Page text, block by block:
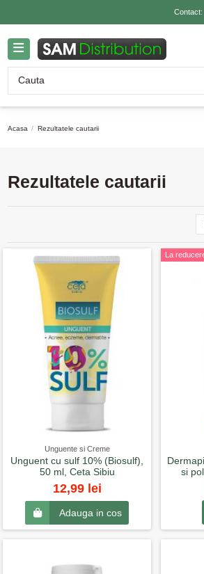
Contact:
Acasa Rezultatele cautarii
Rezultatele cautarii
Unguente si Creme
Unguent cu sulf 10% (Biosulf),
50 ml, Ceta Sibiu
12,99 lei
Adauga in cos
La
si